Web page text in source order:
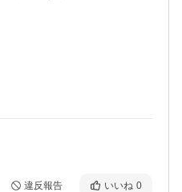
違反報告 いいね 0